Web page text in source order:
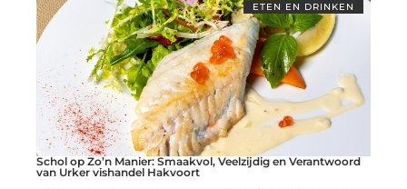
ETEN EN DRINKEN
Schol op Zo’n Manier: Smaakvol, Veelzijdig en Verantwoord
van Urker vishandel Hakvoort